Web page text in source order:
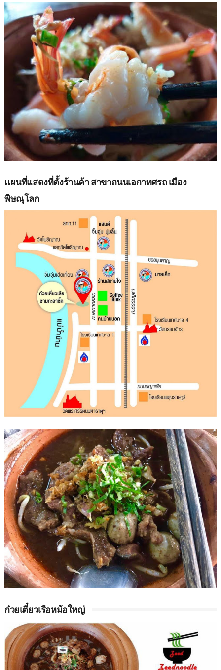
แผนที่แสดงที่ตั้งร้านค้า สาขาถนนเอกาทศรถ เมือง
พิษณุโลก
ก๋วยเตี๋ยวเรือหม้อใหญ่